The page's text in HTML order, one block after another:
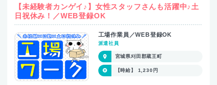
【未経験者カンゲイ♪】女性スタッフさんも活躍中♪土
日祝休み！／WEB登録OK
工場作業員／WEB登録OK
派遣社員
宮城県刈田郡蔵王町
【時給】 1,230円